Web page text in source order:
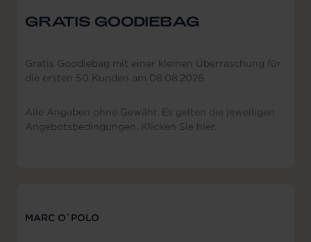
GRATIS GOODIEBAG
Gratis Goodiebag mit einer kleinen Überraschung für
die ersten 50 Kunden am 08.08.2026
Alle Angaben ohne Gewähr. Es gelten die jeweiligen
Angebotsbedingungen. Klicken Sie hier.
MARC O`POLO